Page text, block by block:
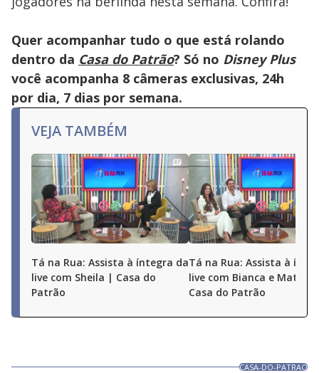
Quer acompanhar tudo o que está rolando
dentro da Casa do Patrão? Só no Disney Plus
você acompanha 8 câmeras exclusivas, 24h
por dia, 7 dias por semana.
VEJA TAMBÉM
Tá na Rua: Assista à íntegra da
live com Sheila | Casa do
Patrão
Tá na Rua: Assista à
live com Bianca e
Casa do Patrão
CASA-DO-PATRAO